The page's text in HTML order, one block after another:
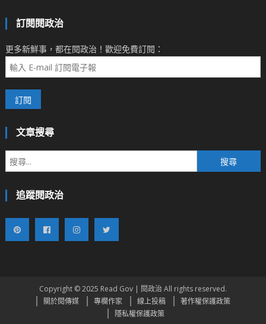
訂閱閱政治
更多新鮮事，都在閱政治！歡迎免費訂閱：
文章搜尋
尋
追蹤閱政治
Copyright © 2025 Read Gov | 閱政治 All rights reserved.
關於閱傳媒
專欄作家 線上投稿
著作權保護政策
隱私權保護政策